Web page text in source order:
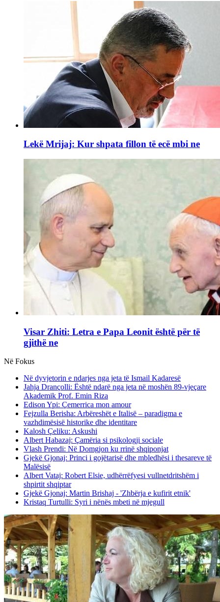
Lekë Mrijaj: Kur shpata fillon të ecë mbi ne
Visar Zhiti: Letra e Papa Leonit është për të
gjithë ne
Në Fokus
Në dyvjetorin e ndarjes nga jeta të Ismail Kadaresë
Jahja Drançolli: Është ndarë nga jeta në moshën 89-vjeçare
Akademik Prof. Emin Riza
Edison Ypi: Çemerrica mon amour
Fejzulla Berisha: Arbëreshët e Italisë – paradigma e
vazhdimësisë historike dhe identitare
Kalosh Çeliku: Askushi
Albert Habazaj: Çamëria si psikologji sociale
Vlash Prendi: Në Domgjon ku rrinë shqiponjat
Gjekë Gjonaj: Princi i gojëtarisë dhe mbledhësi i thesareve të
Malësisë
Albert Vataj: Robert Elsie, udhërrëfyesi vullnetdritshëm i
shpirtit shqiptar
Gjekë Gjonaj: Martin Brishaj - 'Zhbërja e kufirit etnik'
Kristaq Turtulli: Syri i nënës mbeti në mjegull